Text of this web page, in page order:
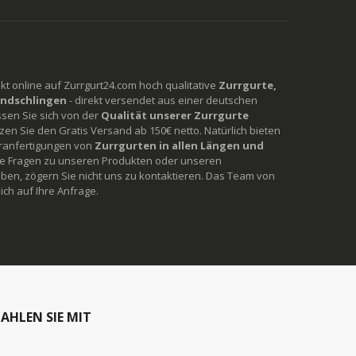
online auf Zurrgurt24.com hoch qualitative Zurrgurte,
- direkt versendet aus einer deutschen
Sie sich von der Qualität unserer Zurrgurte
Sie den Gratis Versand ab 150€ netto. Natürlich bieten
von Zurrgurten in allen Längen und
Fragen zu unseren Produkten oder unseren
zögern Sie nicht uns zu kontaktieren. Das Team von
auf Ihre Anfrage.
SIE MIT